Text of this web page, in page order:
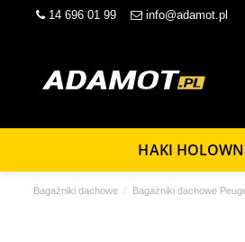
14 696 01 99 info@adamot.pl
HAKI
Bagażniki dachowe Bagażniki dachowe